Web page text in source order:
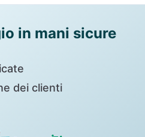
in mani sicure
dei clienti